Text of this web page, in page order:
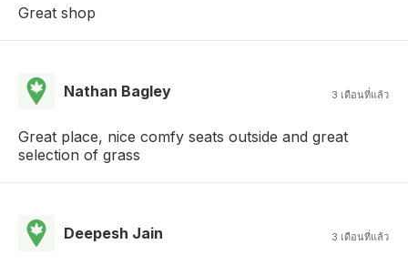
Great shop
Nathan Bagley 3 เดือนที่แล้ว
Great place, nice comfy seats outside and great
selection of grass
Deepesh Jain 3 เดือนที่แล้ว